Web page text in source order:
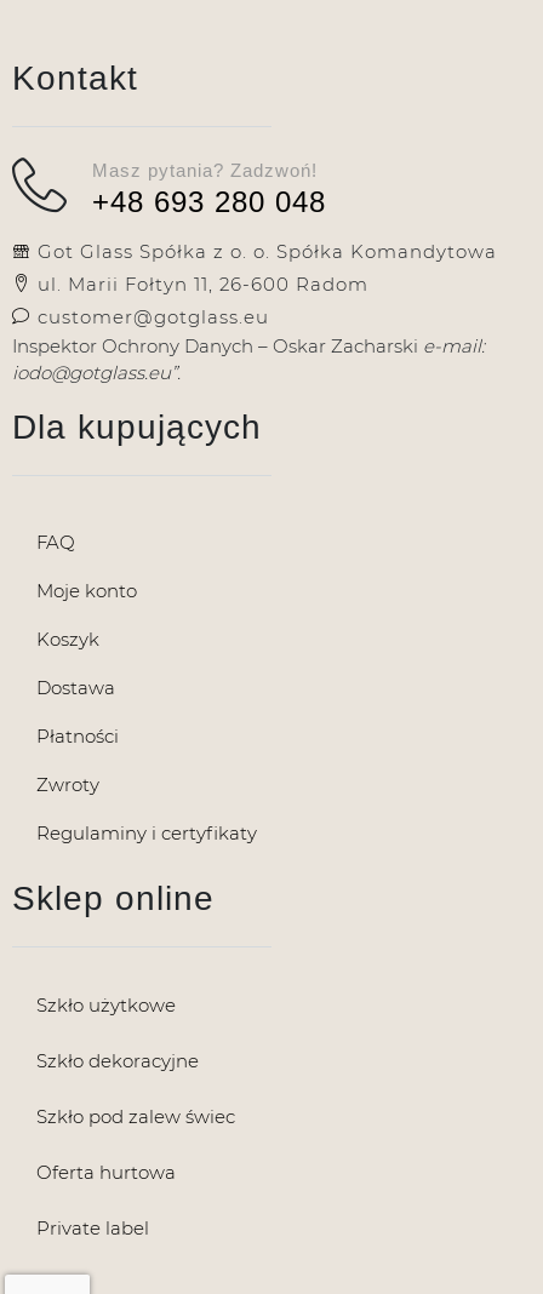
Kontakt
Masz pytania? Zadzwoń!
+48 693 280 048
Got Glass Spółka z o. o. Spółka Komandytowa
ul. Marii Fołtyn 11, 26-600 Radom
customer@gotglass.eu
Inspektor Ochrony Danych – Oskar Zacharski e-mail:
iodo@gotglass.eu”.
Dla kupujących
FAQ
Moje konto
Koszyk
Dostawa
Płatności
Zwroty
Regulaminy i certyfikaty
Sklep online
Szkło użytkowe
Szkło dekoracyjne
Szkło pod zalew świec
Oferta hurtowa
Private label